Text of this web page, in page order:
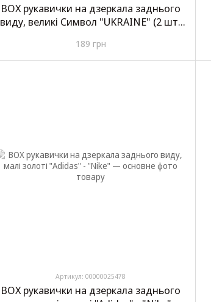
BOX рукавички на дзеркала заднього
виду, великі Символ "UKRAINE" (2 шт/
189 грн
Артикул: 00000025478
BOX рукавички на дзеркала заднього